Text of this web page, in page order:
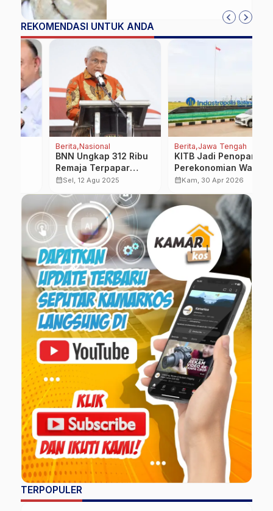
REKOMENDASI UNTUK ANDA
Nasional
BNN Ungkap 312 Ribu
Remaja Terpapar
Narkoba, Marthinus
Muda Jadi Garda
Terdepan
Sel, 12 Agu 2025
Jawa Tengah
KITB Jadi Penopang
Perekonomian Warga,
Serap Ribuan Tenaga
Kam, 30 Apr 2026
TERPOPULER